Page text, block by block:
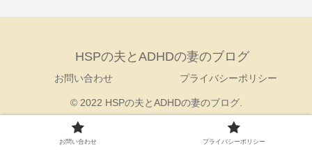
HSPの夫とADHDの妻のブログ
お問い合わせ プライバシーポリシー
© 2022 HSPの夫とADHDの妻のブログ.
お問い合わせ プライバシーポリシー